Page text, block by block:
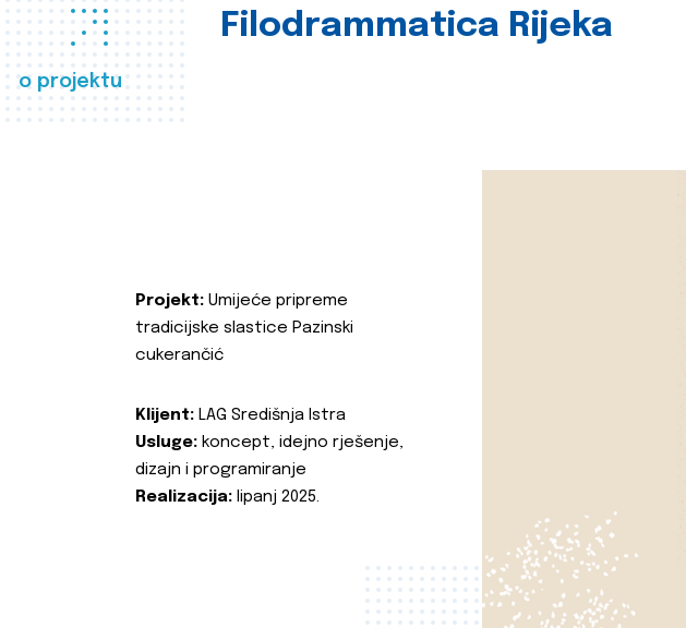
o projektu
Filodrammatica Rijeka
Projekt: Umijeće pripreme
tradicijske slastice Pazinski
cukerančić
Klijent: LAG Središnja Istra
Usluge: koncept, idejno rješenje,
dizajn i programiranje
Realizacija: lipanj 2025.